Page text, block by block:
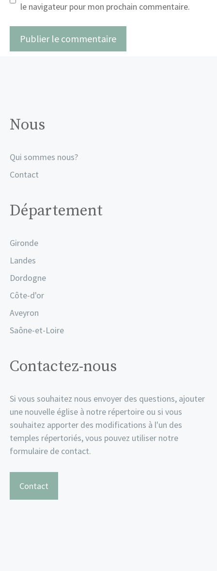
le navigateur pour mon prochain commentaire.
Nous
Qui sommes nous?
Contact
Département
Gironde
Landes
Dordogne
Côte-d'or
Aveyron
Saône-et-Loire
Contactez-nous
Si vous souhaitez nous envoyer des questions, ajouter
une nouvelle église à notre répertoire ou si vous
souhaitez apporter des modifications à l'un des
temples répertoriés, vous pouvez utiliser notre
formulaire de contact.
Contact